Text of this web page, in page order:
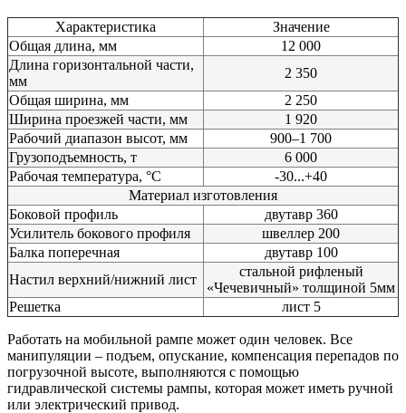
Характеристика
Значение
Общая длина, мм
12 000
Длина горизонтальной части,
мм
2 350
Общая ширина, мм
2 250
Ширина проезжей части, мм
1 920
Рабочий диапазон высот, мм
900–1 700
Грузоподъемность, т
6 000
Рабочая температура, °С
-30...+40
Материал изготовления
Боковой профиль
двутавр 360
Усилитель бокового профиля
швеллер 200
Балка поперечная
двутавр 100
Настил верхний/нижний лист
стальной рифленый
«Чечевичный» толщиной 5мм
Решетка
лист 5
Работать на мобильной рампе может один человек. Все
манипуляции – подъем, опускание, компенсация перепадов по
погрузочной высоте, выполняются с помощью
гидравлической системы рампы, которая может иметь ручной
или электрический привод.